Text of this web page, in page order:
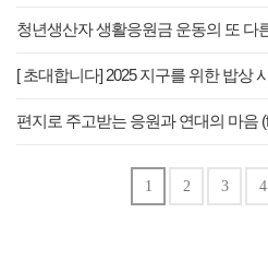
청년생산자 생활응원금 운동의 또 다
[ 초대합니다] 2025 지구를 위한 밥상
편지로 주고받는 응원과 연대의 마음
1 2 3 4